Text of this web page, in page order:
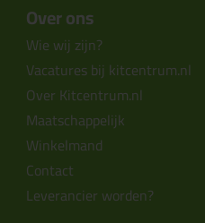
Over ons
Wie wij zijn?
Vacatures bij kitcentrum.nl
Over Kitcentrum.nl
Maatschappelijk
Winkelmand
Contact
Leverancier worden?